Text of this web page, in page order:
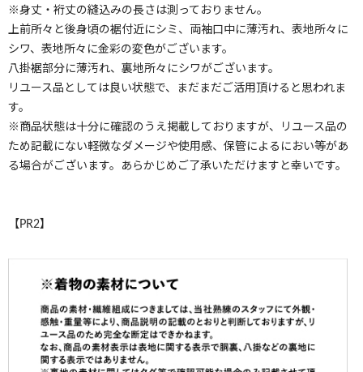
※身丈・裄丈の縫込みの長さは測っておりません。
上前所々と後身頃の裾付近にシミ、両袖口中に薄汚れ、表地所々に
シワ、表地所々に金彩の変色がございます。
八掛裾部分に薄汚れ、裏地所々にシワがございます。
リユース品としては良い状態で、まだまだご活用頂けると思われま
す。
※商品状態は十分に確認のうえ掲載しておりますが、リユース品の
ため記載にない軽微なダメージや使用感、保管によるにおい等があ
る場合がございます。あらかじめご了承いただけますと幸いです。
【PR2】